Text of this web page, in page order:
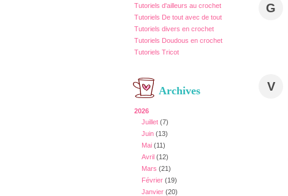
Tutoriels d'ailleurs au crochet
Tutoriels De tout avec de tout
Tutoriels divers en crochet
Tutoriels Doudous en crochet
Tutoriels Tricot
Archives
2026
Juillet (7)
Juin (13)
Mai (11)
Avril (12)
Mars (21)
Février (19)
Janvier (20)
G
V